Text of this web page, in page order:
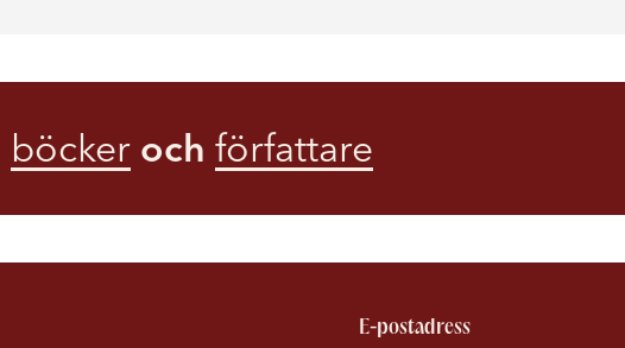
böcker och författare
E-postadress